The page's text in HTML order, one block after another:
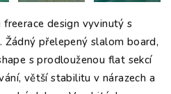
freerace design vyvinutý s
přelepený slalom board,
s prodlouženou flat sekcí
větší stabilitu v nárazech a